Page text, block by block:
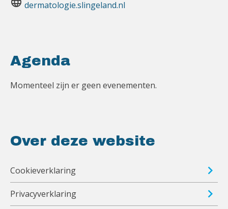
dermatologie.slingeland.nl
Agenda
Momenteel zijn er geen evenementen.
Over deze website
Cookieverklaring
Privacyverklaring